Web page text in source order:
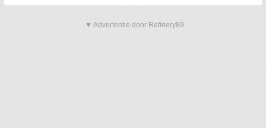
▼ Advertentie door Refinery89